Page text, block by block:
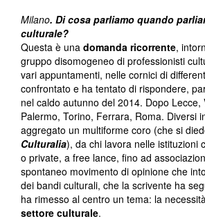
Milano. Di cosa parliamo quando
culturale?
Questa è una domanda ricorrente,
gruppo disomogeneo di professionisti
vari appuntamenti, nelle cornici di
confrontato e ha tentato di rispondere,
nel caldo autunno del 2014. Dopo Lecce,
Palermo, Torino, Ferrara, Roma. Diversi
aggregato un multiforme coro (che si
Culturalia), da chi lavora nelle istituzioni
o private, a free lance, fino ad
spontaneo movimento di opinione che
dei bandi culturali, che la scrivente ha
ha rimesso al centro un tema: la
settore culturale.